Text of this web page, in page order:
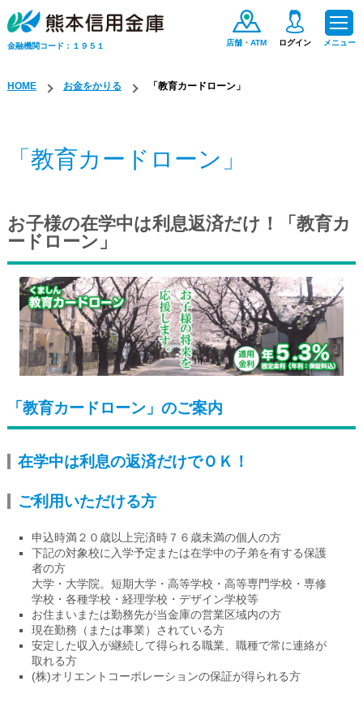
金融機関コード：１９５１ 店舗・ATM ログイン メニュー
お金をかりる
便利なサービス
手数料一覧
保険商品
ログイン
くましんQ&A
くましんFAN
HOME お金をかりる 「教育カードローン」
「教育カードローン」
お子様の在学中は利息返済だけ！「教育カ
ードローン」
「教育カードローン」のご案内
在学中は利息の返済だけでＯＫ！
ご利用いただける方
申込時満２０歳以上完済時７６歳未満の個人の方
下記の対象校に入学予定または在学中の子弟を有する保護
者の方
大学・大学院。短期大学・高等学校・高等専門学校・専修
学校・各種学校・経理学校・デザイン学校等
お住まいまたは勤務先が当金庫の営業区域内の方
現在勤務（または事業）されている方
安定した収入が継続して得られる職業、職種で常に連絡が
取れる方
(株)オリエントコーポレーションの保証が得られる方